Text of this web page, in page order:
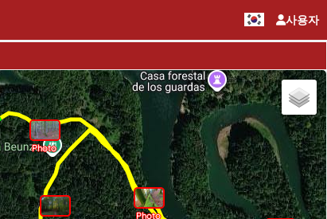
사용자
Photo
Photo